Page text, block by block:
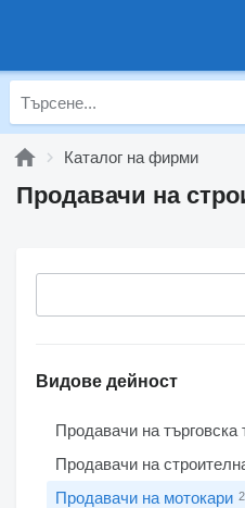
Каталог на фирми
Продавачи на
Видове дейност
Продавачи на търговска
Продавачи на
Продавачи на мотокари